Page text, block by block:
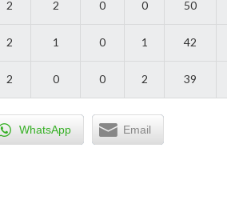
2 2 0 0 50
2 1 0 1 42
2 0 0 2 39
WhatsApp Email